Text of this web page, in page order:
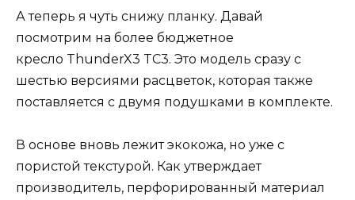
А теперь я чуть снижу планку. Давай
посмотрим на более бюджетное
кресло ThunderX3 TC3. Это модель сразу с
шестью версиями расцветок, которая также
поставляется с двумя подушками в комплекте.
В основе вновь лежит экокожа, но уже с
пористой текстурой. Как утверждает
производитель, перфорированный материал